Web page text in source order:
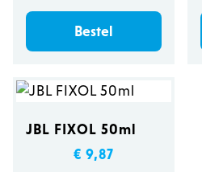
Bestel
JBL FIXOL 50ml
€ 9,87